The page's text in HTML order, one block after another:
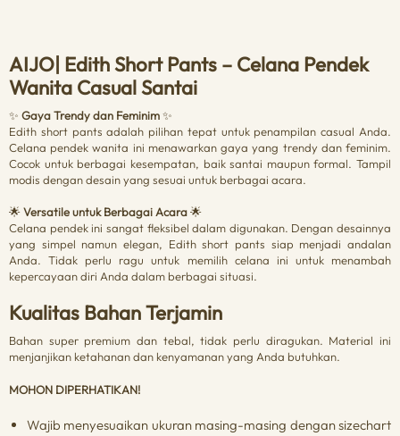
AIJO| Edith Short Pants – Celana Pendek
Wanita Casual Santai
✨ Gaya Trendy dan Feminim✨
Edith short pants adalah pilihan tepat untuk penampilan casual Anda.
Celana pendek wanita ini menawarkan gaya yang trendy dan feminim.
Cocok untuk berbagai kesempatan, baik santai maupun formal. Tampil
modis dengan desain yang sesuai untuk berbagai acara.
🌟Versatile untuk Berbagai Acara🌟
Celana pendek ini sangat fleksibel dalam digunakan. Dengan desainnya
yang simpel namun elegan, Edith short pants siap menjadi andalan
Anda. Tidak perlu ragu untuk memilih celana ini untuk menambah
kepercayaan diri Anda dalam berbagai situasi.
Kualitas Bahan Terjamin
Bahan super premium dan tebal, tidak perlu diragukan. Material ini
menjanjikan ketahanan dan kenyamanan yang Anda butuhkan.
MOHON DIPERHATIKAN!
Wajib menyesuaikan ukuran masing-masing dengan sizechart